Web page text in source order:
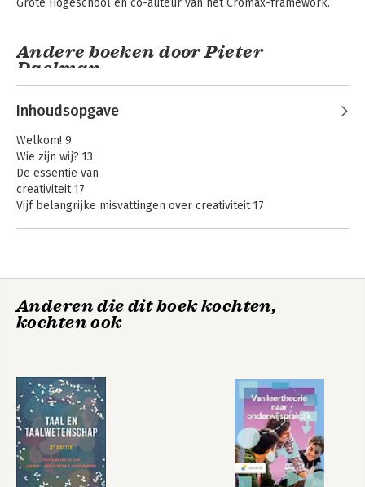
Andere boeken door Pieter
Daelman
Van tanker naar
Inhoudsopgave
Welkom! 9
Wie zijn wij? 13
De essentie van
creativiteit 17
Vijf belangrijke misvattingen over creativiteit 17
Creatief denken 23
Beter creatief leren denken 26
1. Nieuwsgierigheid 32
2. Positiviteit 33
3. Doelgerichtheid 33
4. Intuïtie 34
5. Vertrouwen 34
Mindset test 37
Anderen die dit boek kochten,
kochten ook